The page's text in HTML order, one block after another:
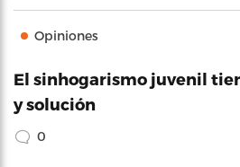
Opiniones
El sinhogarismo juvenil
y solución
0